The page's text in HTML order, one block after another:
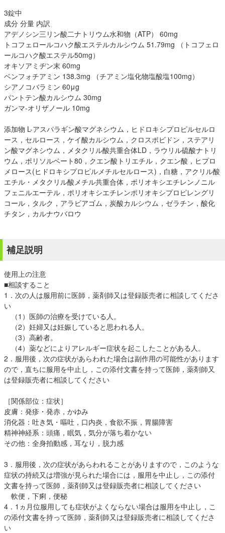
3錠中
成分 分量 内訳
アデノシン三リン酸二ナトリウム水和物（ATP） 60mg
トコフェロールコハク酸エステルカルシウム 51.79mg （トコフェロ
ールコハク酸エステル50mg）
オキソアミヂン末 60mg
ベンフォチアミン 138.3mg （チアミン塩化物塩酸塩100mg）
シアノコバラミン 60μg
パントテン酸カルシウム 30mg
ガンマ-オリザノール 10mg
添加物 L-アスパラギン酸マグネシウム，ヒドロキシプロピルセルロ
ース，セルロース，ケイ酸カルシウム，クロスポビドン，ステアリ
ン酸マグネシウム，メタクリル酸共重合体LD，ラウリル硫酸ナトリ
ウム，ポリソルベート80，クエン酸トリエチル，クエン酸，ヒプロ
メロース(ヒドロキシプロピルメチルセルロース)，白糖，アクリル酸
エチル・メタクリル酸メチル共重合体，ポリオキシエチレンノニル
フェニルエーテル，ポリオキシエチレンポリオキシプロピレングリ
コール，タルク，アラビアゴム，炭酸カルシウム，ゼラチン，酸化
チタン，カルナウバロウ
補足説明
使用上の注意
■相談すること
1．次の人は服用前に医師，薬剤師又は登録販売者に相談してくださ
い
（1）医師の治療を受けている人。
（2）妊婦又は妊娠していると思われる人。
（3）高齢者。
（4）薬などによりアレルギー症状を起こしたことがある人。
2．服用後，次の症状があらわれた場合は副作用の可能性があります
ので，直ちに服用を中止し，この添付文書を持って医師，薬剤師又
は登録販売者に相談してください
［関係部位：症状］
皮膚：発疹・発赤，かゆみ
消化器：吐き気・嘔吐，口内炎，食欲不振，胃腸障害
精神神経系：頭痛，眠気，気分が落ち着かない
その他：全身拍動感，耳なり，脱力感
3．服用後，次の症状があらわれることがありますので，このような
症状の持続又は増強が見られた場合には，服用を中止し，この添付
文書を持って医師，薬剤師又は登録販売者に相談してください
軟便，下痢，便秘
4．1ヵ月位服用しても症状がよくならない場合は服用を中止し，こ
の添付文書を持って医師，薬剤師又は登録販売者に相談してくださ
い